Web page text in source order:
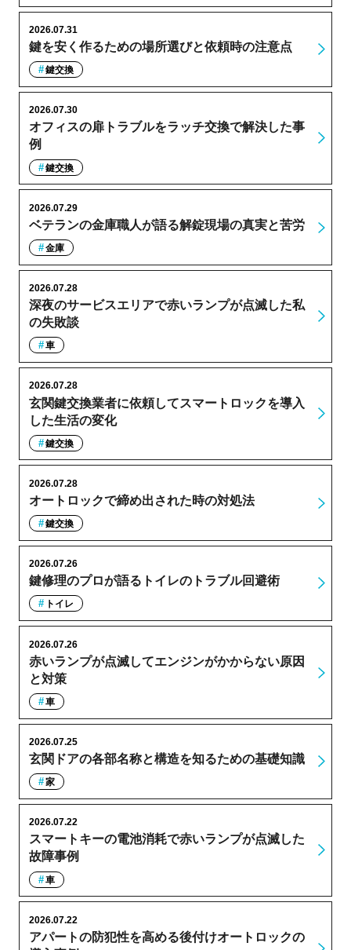
鍵を安く作るための場所選びと依頼時の注意点
2026.07.31
鍵交換
オフィスの扉トラブルをラッチ交換で解決した事
例
2026.07.30
鍵交換
ベテランの金庫職人が語る解錠現場の真実と苦労
2026.07.29
金庫
深夜のサービスエリアで赤いランプが点滅した私
の失敗談
2026.07.28
車
玄関鍵交換業者に依頼してスマートロックを導入
した生活の変化
2026.07.28
鍵交換
オートロックで締め出された時の対処法
2026.07.28
鍵交換
鍵修理のプロが語るトイレのトラブル回避術
2026.07.26
トイレ
赤いランプが点滅してエンジンがかからない原因
と対策
2026.07.26
車
玄関ドアの各部名称と構造を知るための基礎知識
2026.07.25
家
スマートキーの電池消耗で赤いランプが点滅した
故障事例
2026.07.22
車
アパートの防犯性を高める後付けオートロックの
2026.07.22